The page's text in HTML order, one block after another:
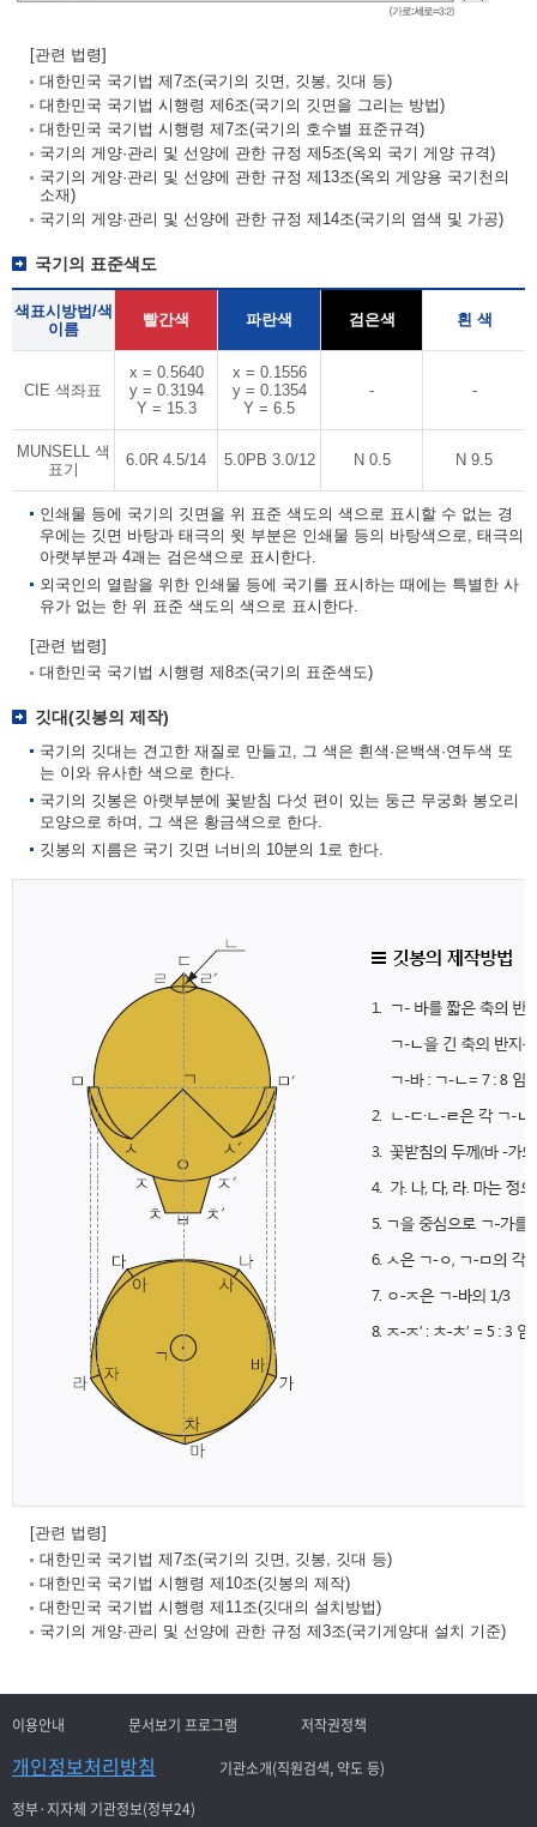
[관련 법령]
대한민국 국기법 제7조(국기의 깃면, 깃봉, 깃대 등)
대한민국 국기법 시행령 제6조(국기의 깃면을 그리는 방법)
대한민국 국기법 시행령 제7조(국기의 호수별 표준규격)
국기의 게양·관리 및 선양에 관한 규정 제5조(옥외 국기 게양 규격)
국기의 게양·관리 및 선양에 관한 규정 제13조(옥외 게양용 국기천의
소재)
국기의 게양·관리 및 선양에 관한 규정 제14조(국기의 염색 및 가공)
국기의 표준색도
색표시방법/색
이름
빨간색 파란색 검은색 흰 색
CIE 색좌표
x = 0.5640
y = 0.3194
Y = 15.3
x = 0.1556
y = 0.1354
Y = 6.5
- -
MUNSELL 색
표기
6.0R 4.5/14 5.0PB 3.0/12 N 0.5 N 9.5
인쇄물 등에 국기의 깃면을 위 표준 색도의 색으로 표시할 수 없는 경
우에는 깃면 바탕과 태극의 윗 부분은 인쇄물 등의 바탕색으로, 태극의
아랫부분과 4괘는 검은색으로 표시한다.
외국인의 열람을 위한 인쇄물 등에 국기를 표시하는 때에는 특별한 사
유가 없는 한 위 표준 색도의 색으로 표시한다.
[관련 법령]
대한민국 국기법 시행령 제8조(국기의 표준색도)
깃대(깃봉의 제작)
국기의 깃대는 견고한 재질로 만들고, 그 색은 흰색·은백색·연두색 또
는 이와 유사한 색으로 한다.
국기의 깃봉은 아랫부분에 꽃받침 다섯 편이 있는 둥근 무궁화 봉오리
모양으로 하며, 그 색은 황금색으로 한다.
깃봉의 지름은 국기 깃면 너비의 10분의 1로 한다.
[관련 법령]
대한민국 국기법 제7조(국기의 깃면, 깃봉, 깃대 등)
대한민국 국기법 시행령 제10조(깃봉의 제작)
대한민국 국기법 시행령 제11조(깃대의 설치방법)
국기의 게양·관리 및 선양에 관한 규정 제3조(국기게양대 설치 기준)
이용안내 문서보기 프로그램 저작권정책
개인정보처리방침
기관소개(직원검색, 약도 등)
정부·지자체 기관정보(정부24)